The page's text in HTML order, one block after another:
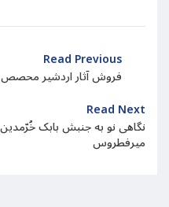
Read Previous
فروش آثار اردشیر
Read Next
میرفطروس